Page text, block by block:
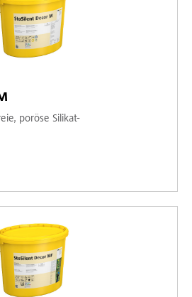
poröse Silikat-